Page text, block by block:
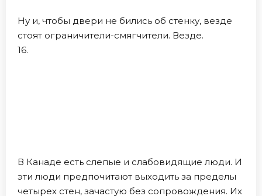
Ну и, чтобы двери не бились об стенку, везде
стоят ограничители-смягчители. Везде.
16.
В Канаде есть слепые и слабовидящие люди. И
эти люди предпочитают выходить за пределы
четырех стен, зачастую без сопровождения. Их